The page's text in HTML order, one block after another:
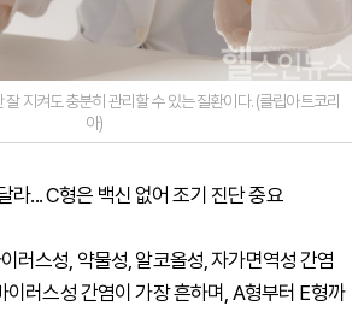
지켜도 충분히 관리할 수 있는 질환이다. (클립아트코리
아)
라... C형은 백신 없어 조기 진단 중요
러스성, 약물성, 알코올성, 자가면역성 간염
이러스성 간염이 가장 흔하며, A형부터 E형까